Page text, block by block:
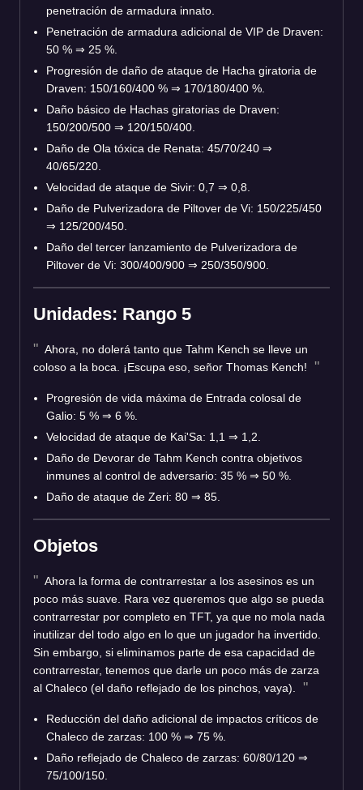
penetración de armadura innato.
Penetración de armadura adicional de VIP de Draven:
50 % ⇒ 25 %.
Progresión de daño de ataque de Hacha giratoria de
Draven: 150/160/400 % ⇒ 170/180/400 %.
Daño básico de Hachas giratorias de Draven:
150/200/500 ⇒ 120/150/400.
Daño de Ola tóxica de Renata: 45/70/240 ⇒
40/65/220.
Velocidad de ataque de Sivir: 0,7 ⇒ 0,8.
Daño de Pulverizadora de Piltover de Vi: 150/225/450
⇒ 125/200/450.
Daño del tercer lanzamiento de Pulverizadora de
Piltover de Vi: 300/400/900 ⇒ 250/350/900.
Unidades: Rango 5
Ahora, no dolerá tanto que Tahm Kench se lleve un
coloso a la boca. ¡Escupa eso, señor Thomas Kench!
Progresión de vida máxima de Entrada colosal de
Galio: 5 % ⇒ 6 %.
Velocidad de ataque de Kai'Sa: 1,1 ⇒ 1,2.
Daño de Devorar de Tahm Kench contra objetivos
inmunes al control de adversario: 35 % ⇒ 50 %.
Daño de ataque de Zeri: 80 ⇒ 85.
Objetos
Ahora la forma de contrarrestar a los asesinos es un
poco más suave. Rara vez queremos que algo se pueda
contrarrestar por completo en TFT, ya que no mola nada
inutilizar del todo algo en lo que un jugador ha invertido.
Sin embargo, si eliminamos parte de esa capacidad de
contrarrestar, tenemos que darle un poco más de zarza
al Chaleco (el daño reflejado de los pinchos, vaya).
Reducción del daño adicional de impactos críticos de
Chaleco de zarzas: 100 % ⇒ 75 %.
Daño reflejado de Chaleco de zarzas: 60/80/120 ⇒
75/100/150.